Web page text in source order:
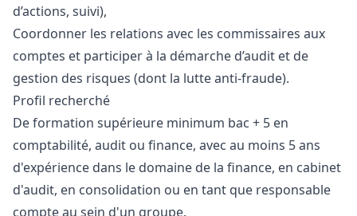
d’actions, suivi),
Coordonner les relations avec les commissaires aux
comptes et participer à la démarche d’audit et de
gestion des risques (dont la lutte anti-fraude).
Profil recherché
De formation supérieure minimum bac + 5 en
comptabilité, audit ou finance, avec au moins 5 ans
d'expérience dans le domaine de la finance, en cabinet
d'audit, en consolidation ou en tant que responsable
compte au sein d'un groupe.